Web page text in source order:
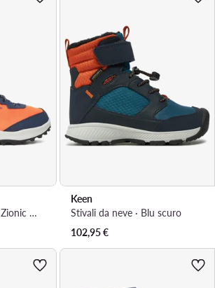
Scarpe da trekking · Zionic Wp 1031132 · Multicolore
Keen
Stivali da neve · Blu scuro
102,95€